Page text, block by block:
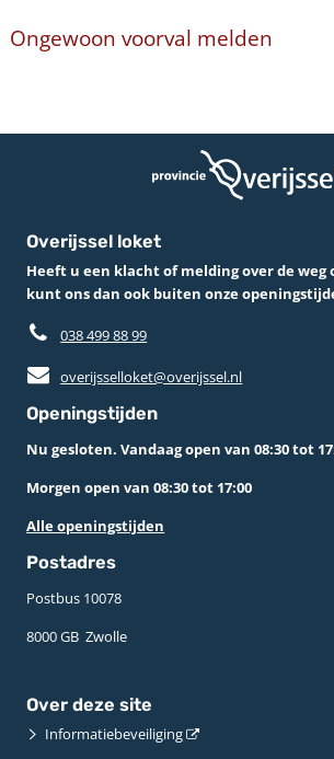
Ongewoon voorval melden
Overijssel loket
Heeft u een klacht of melding over de weg
kunt ons dan ook buiten onze
038 499 88 99
overijsselloket@overijssel.nl
Openingstijden
Nu gesloten. Vandaag open van 08:30 tot
Morgen open van 08:30 tot 17:00
Alle openingstijden
Postadres
Postbus 10078 ­
8000 GB ­ Zwolle
Over deze site
Informatiebeveiliging